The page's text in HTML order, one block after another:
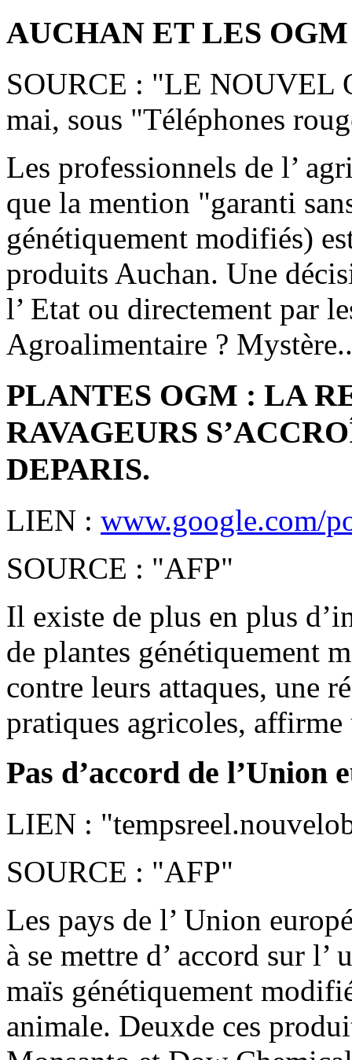
AUCHAN ET LES OGM
SOURCE : "LE NOUVEL
mai, sous "Téléphones
Les professionnels de l’
que la mention "garanti
génétiquement modifiés)
produits Auchan. Une
l’ Etat ou directement par
Agroalimentaire ?
PLANTES OGM : LA
RAVAGEURS
DEPARIS.
LIEN : www.google.com/
SOURCE : "AFP"
Il existe de plus en plus
de plantes génétiquement
contre leurs attaques, une
pratiques agricoles,
Pas d’accord de l’Union
LIEN :
SOURCE : "AFP"
Les pays de l’ Union
à se mettre d’ accord sur
maïs génétiquement
animale. Deuxde ces